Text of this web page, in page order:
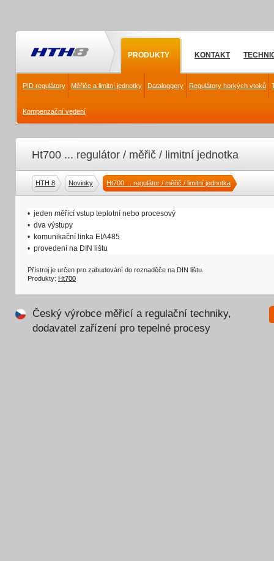
PRODUKTY KONTAKT
PID regulátory Měřiče a limitní jednotky Dataloggery Regulátory horkých vtoků
Kompenzační vedení
Ht700 ... regulátor / měřič / limitní jednotka
HTH 8 Novinky Ht700 ... regulátor / měřič / limitní jednotka
• jeden měřicí vstup teplotní nebo procesový
• dva výstupy
• komunikační linka EIA485
• provedení na DIN lištu
Přístroj je určen pro zabudování do roznaděče na DIN lištu.
Produkty: Ht700
Český výrobce měřicí a regulační techniky,
dodavatel zařízení pro tepelné procesy